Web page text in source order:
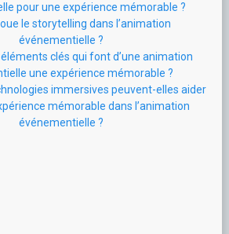
pour une expérience mémorable ?
le storytelling dans l’animation
événementielle ?
clés qui font d’une animation
une expérience mémorable ?
immersives peuvent-elles aider
mémorable dans l’animation
événementielle ?